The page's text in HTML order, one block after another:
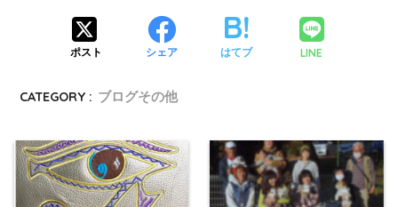
ポスト シェア はてブ LINE
CATEGORY : ブログその他